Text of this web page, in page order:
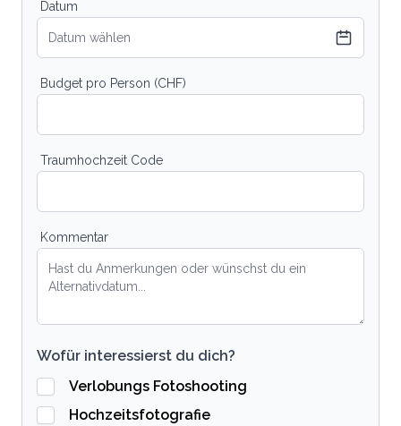
Datum
Datum wählen
Budget pro Person (CHF)
Traumhochzeit Code
Kommentar
Wofür interessierst du dich?
Verlobungs Fotoshooting
Hochzeitsfotografie